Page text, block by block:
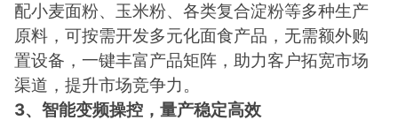
配小麦面粉、玉米粉、各类复合淀粉等多种生产
原料，可按需开发多元化面食产品，无需额外购
置设备，一键丰富产品矩阵，助力客户拓宽市场
渠道，提升市场竞争力。
3、智能变频操控，量产稳定高效